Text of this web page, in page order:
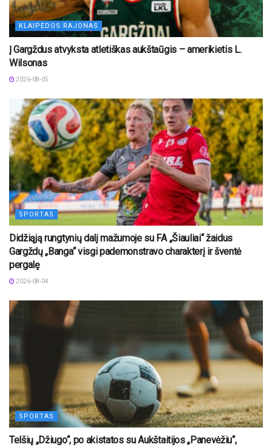
KLAIPĖDOS RAJONAS
Į Gargždus atvyksta atletiškas aukštaūgis – amerikietis L.
Wilsonas
2026-08-05
SPORTAS
Didžiąją rungtynių dalį mažumoje su FA „Šiauliai“ žaidus
Gargždų „Banga“ visgi pademonstravo charakterį ir šventė
pergalę
2026-08-04
SPORTAS
Telšių „Džiugo“, po akistatos su Aukštaitijos „Panevėžiu“,